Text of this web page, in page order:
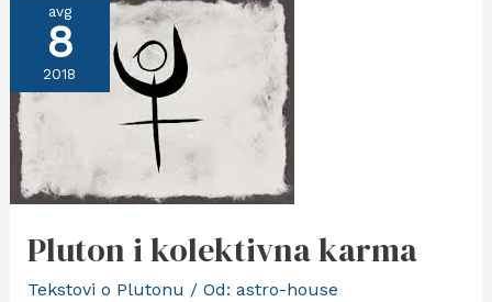
avg
8
2018
Pluton i kolektivna karma
Tekstovi o Plutonu / Od: astro-house